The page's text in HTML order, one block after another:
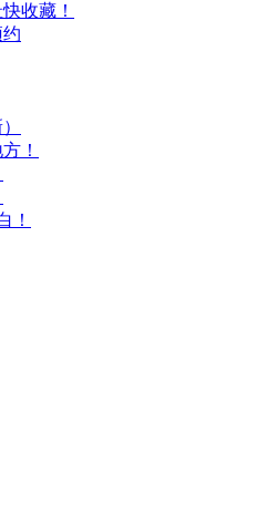
收藏！
！
！